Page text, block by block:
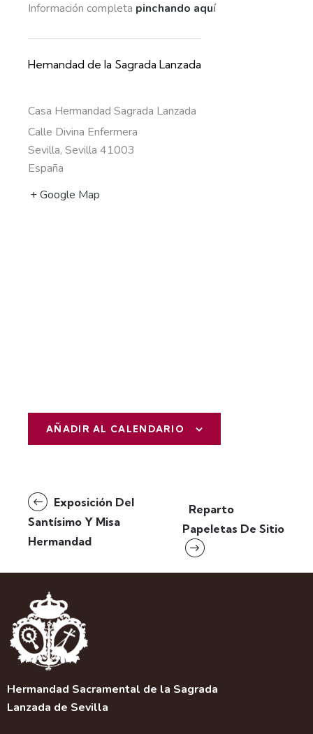
Información completa pinchando aquí
Hemandad de la Sagrada Lanzada
Casa Hermandad Sagrada Lanzada
Calle Divina Enfermera
Sevilla, Sevilla 41003
España
+ Google Map
AÑADIR AL CALENDARIO
N
a
v
e
c
i
ó
n
d
e
l
Exposición Del
Santísimo Y Misa
Hermandad
Reparto
Papeletas De Sitio
Hermandad Sacramental de la Sagrada
Lanzada de Sevilla